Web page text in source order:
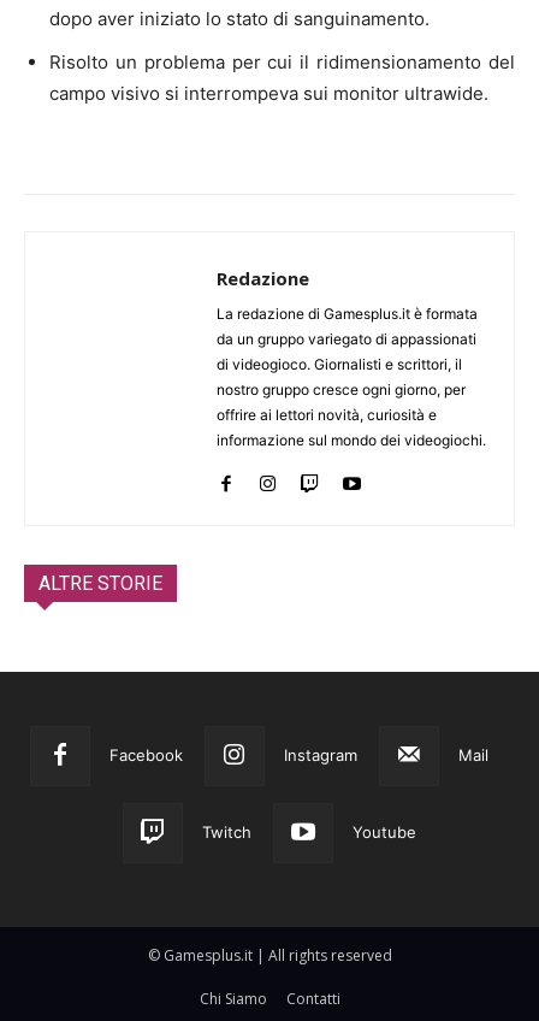
dopo aver iniziato lo stato di sanguinamento.
Risolto un problema per cui il ridimensionamento del
campo visivo si interrompeva sui monitor ultrawide.
Redazione
La redazione di Gamesplus.it è formata
da un gruppo variegato di appassionati
di videogioco. Giornalisti e scrittori, il
nostro gruppo cresce ogni giorno, per
offrire ai lettori novità, curiosità e
informazione sul mondo dei videogiochi.
ALTRE STORIE
Facebook Instagram Mail
Twitch Youtube
© Gamesplus.it | All rights reserved
Chi Siamo Contatti